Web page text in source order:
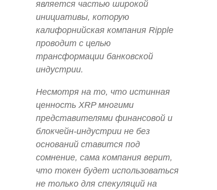
является частью широкой
инициативы, которую
калифорнийская компания Ripple
проводит с целью
трансформации банковской
индустрии.
Несмотря на то, что истинная
ценность XRP многими
представителями финансовой и
блокчейн-индустрии не без
оснований ставится под
сомнение, сама компания верит,
что токен будет использоваться
не только для спекуляций на